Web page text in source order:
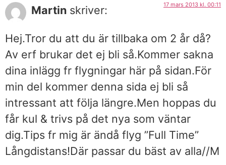
Martin skriver: 17 mars 2013 kl. 00:11
Hej.Tror du att du är tillbaka om 2 år då?
Av erf brukar det ej bli så.Kommer sakna
dina inlägg fr flygningar här på sidan.För
min del kommer denna sida ej bli så
intressant att följa längre.Men hoppas du
får kul & trivs på det nya som väntar
dig.Tips fr mig är ändå flyg ”Full Time”
Långdistans!Där passar du bäst av alla//M